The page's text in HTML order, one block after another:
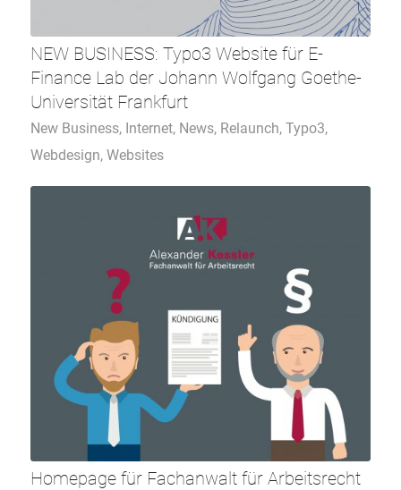
NEW BUSINESS: Typo3 Website für E-
Finance Lab der Johann Wolfgang Goethe-
Universität Frankfurt
New Business, Internet, News, Relaunch, Typo3,
Webdesign, Websites
Homepage für Fachanwalt für Arbeitsrecht